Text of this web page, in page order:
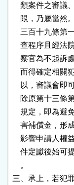
類案件之審
限，乃屬當
三百十九條
查程序且經
察官為不起
而得確定相
以，審議會
除原第十三
規定，即為
害補償金，
影響申請人
件定讞後始
    。
三、承上，若犯